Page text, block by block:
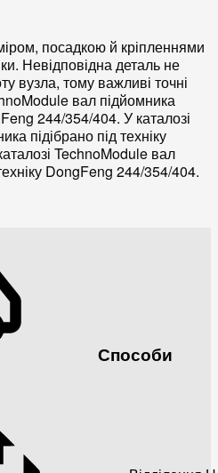
посадкою й кріпленнями
Невідповідна деталь не
вузла, тому важливі точні
вал підйомника
244/354/404. У каталозі
підібрано під техніку
TechnoModule вал
DongFeng 244/354/404.
Способи